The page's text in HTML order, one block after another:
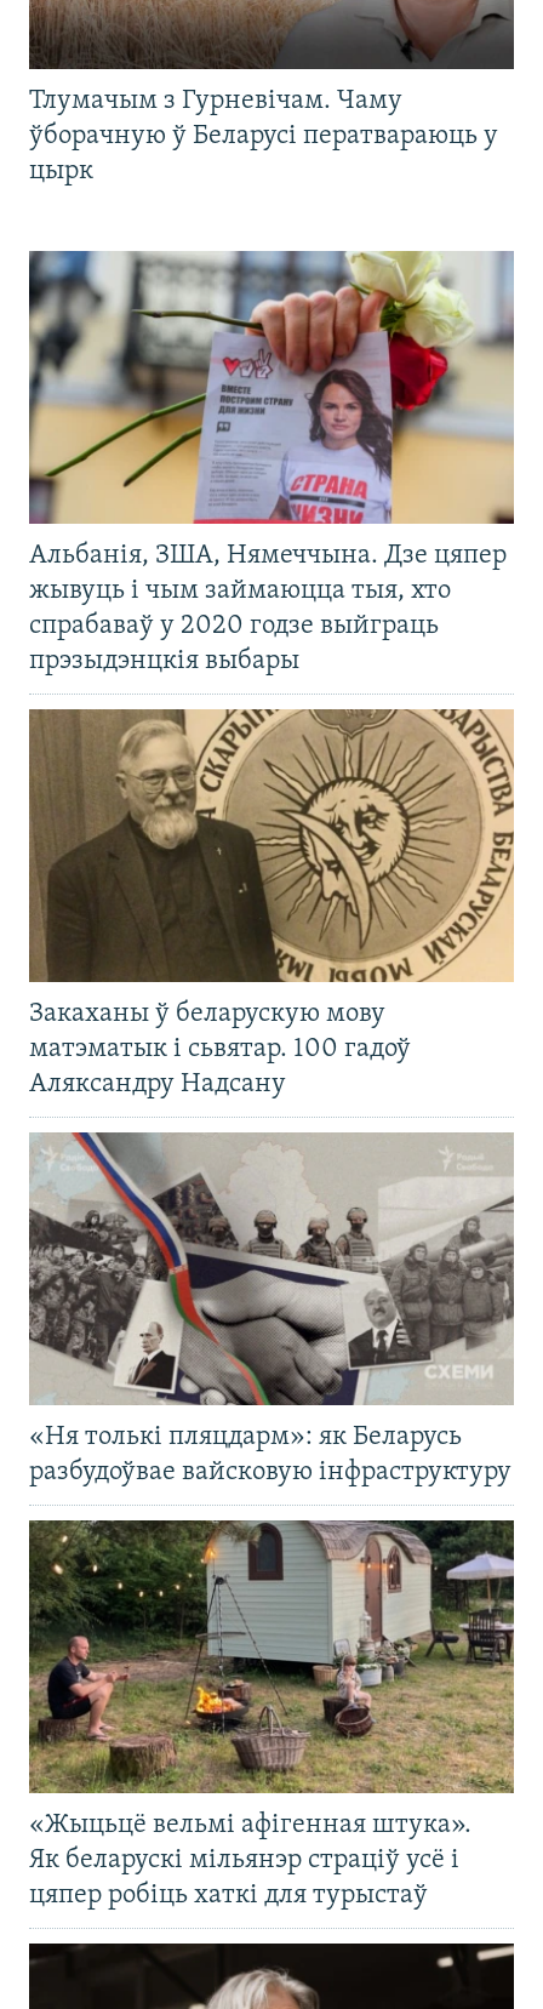
Тлумачым з Гурневічам. Чаму
ўборачную ў Беларусі ператвараюць у
цырк
Альбанія, ЗША, Нямеччына. Дзе цяпер
жывуць і чым займаюцца тыя, хто
спрабаваў у 2020 годзе выйграць
прэзыдэнцкія выбары
Закаханы ў беларускую мову
матэматык і сьвятар. 100 гадоў
Аляксандру Надсану
«Ня толькі пляцдарм»: як Беларусь
разбудоўвае вайсковую інфраструктуру
«Жыцьцё вельмі афігенная штука».
Як беларускі мільянэр страціў усё і
цяпер робіць хаткі для турыстаў